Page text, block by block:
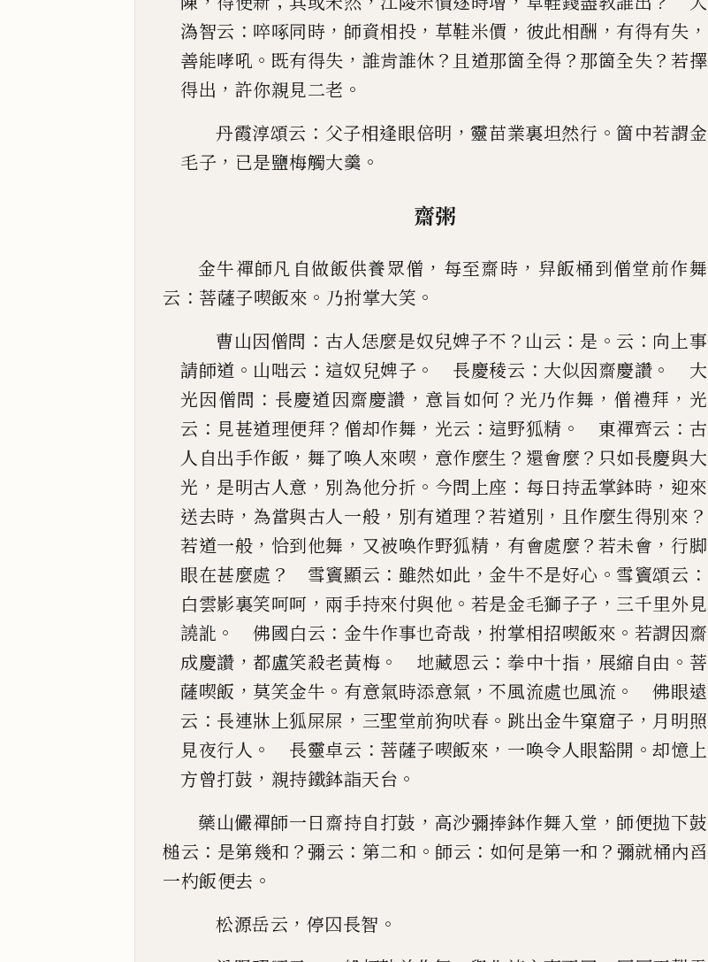
溈智云 ： 啐啄同時 ， 師資相投 ， 草鞋米價 ， 彼此相酬 ， 有得有失 ，
善能哮吼 。 既有得失 ， 誰肯誰休 ？ 且道那箇全得 ？ 那箇全失？若擇
得出 ， 許你親見二老 。
丹霞淳頌云 ： 父子相逢眼倍明 ，靈苗業裏坦然行 。箇中若謂金
毛子 ， 已是鹽梅觸大羹 。
齋粥
金牛禪師凡自做飯供養眾僧 ， 每至齋時 ， 舁飯桶到僧堂前作舞
云 ： 菩薩子喫飯來 。 乃拊掌大笑 。
曹山因僧問 ： 古人恁麼是奴兒婢子不 ？ 山云 ： 是 。 云 ： 向上事
請師道 。 山咄云 ： 這奴兒婢子 。 長慶稜云 ： 大似因齋慶讚 。
大
光因僧問 ： 長慶道因齋慶讚 ， 意旨如何 ？ 光乃作舞 ， 僧禮拜 ， 光
云 ： 見甚道理便拜 ？ 僧却作舞 ， 光云 ： 這野狐精 。 東禪齊云 ： 古
人自出手作飯 ， 舞了喚人來喫 ， 意作麼生 ？ 還會麼 ？ 只如長慶與大
光 ， 是明古人意 ， 別為他分折 。 今問上座 ： 每日持盂掌鉢時 ， 迎來
送去時 ， 為當與古人一般 ， 別有道理 ？若道別 ， 且作麼生得別來 ？
若道一般 ， 恰到他舞 ， 又被喚作野狐精 ， 有會處麼 ？ 若未會 ，行脚
眼在甚麼處 ？ 雪竇顯云 ： 雖然如此 ， 金牛不是好心 。 雪竇頌云 ：
白雲影裏笑呵呵 ，兩手持來付與他 。 若是金毛獅子子 ， 三千里外見
譊訛 。 佛國白云 ： 金牛作事也奇哉 ， 拊掌相招喫飯來 。 若謂因齋
成慶讚 ， 都盧笑殺老黃梅 。 地藏恩云 ：拳中十指 ， 展縮 自由 。 菩
薩喫飯 ， 莫笑金牛 。 有意氣時添意氣 ，不風流處也風流 。
佛眼遠
云 ： 長連牀上狐屎屎 ， 三聖堂前狗吠春 。 跳出金牛窠窟子 ， 月明照
見夜行人 。 長靈卓云 ： 菩薩子喫飯來 ， 一喚令人眼豁開 。却憶上
方曾打鼓 ， 親持鐵鉢詣天台 。
藥山儼禪師一日齋持自打鼓 ， 高沙彌捧鉢作舞入堂 ， 師便拋下鼓
槌云 ： 是第幾和 ？彌云 ： 第二和 。 師云 ： 如何是第一和 ？ 彌就桶內舀
一杓飯便去 。
松源岳云 ， 停囚長智 。